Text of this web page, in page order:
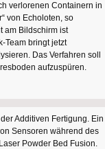
verlorenen Containern in
von Echoloten, so
am Bildschirm ist
Team bringt jetzt
Das Verfahren soll
aufzuspüren.
Additiven Fertigung. Ein
Sensoren während des
Powder Bed Fusion.